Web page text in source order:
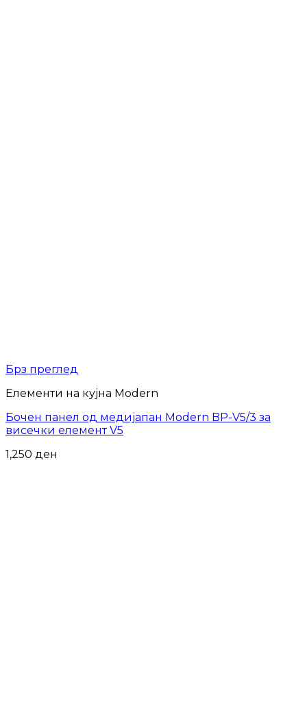
Брз преглед
Елементи на кујна Modern
Бочен панел од медијапан Modern BP-V5/3 за
висечки елемент V5
1,250 ден